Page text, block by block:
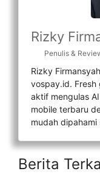
Rizky
Penulis &
Rizky
vospay.id. Fresh
aktif mengulas
mobile terbaru
mudah dipahami
Berita